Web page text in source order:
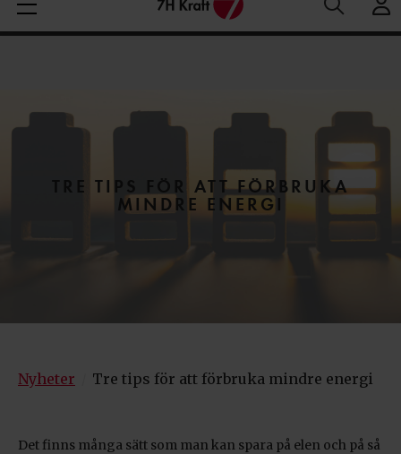
Aktuella elpriser
Medelspotpris (1/08-9/08 (SE3):
Spotpris just nu:
6
TRE TIPS FÖR ATT FÖRBRUKA
MINDRE ENERGI
Nyheter Tre tips för att förbruka mindre energi
Det finns många sätt som man kan spara på elen och på så